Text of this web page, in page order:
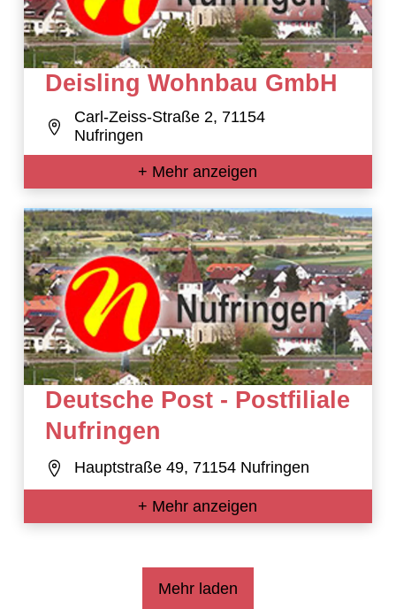
Deisling Wohnbau GmbH
Carl-Zeiss-Straße 2, 71154
Nufringen
+ Mehr anzeigen
Deutsche Post - Postfiliale
Nufringen
Hauptstraße 49, 71154 Nufringen
+ Mehr anzeigen
Mehr laden